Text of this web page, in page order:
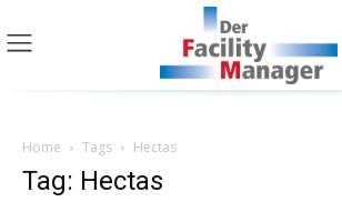
Home Tags Hectas
Tag: Hectas